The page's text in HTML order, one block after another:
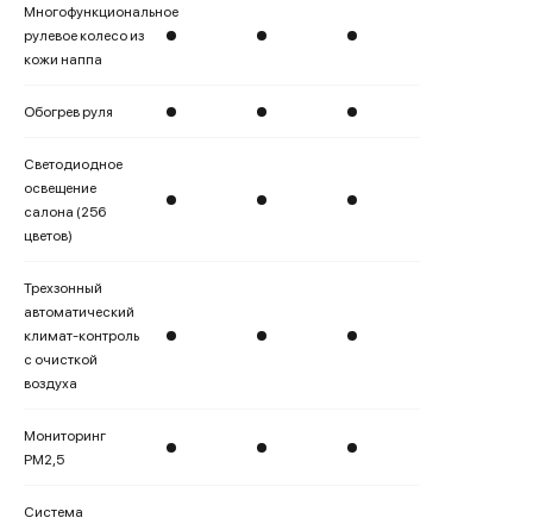
Многофункциональное
рулевое колесо из
кожи наппа
Обогрев руля
Светодиодное
освещение
салона (256
цветов)
Трехзонный
автоматический
климат-контроль
с очисткой
воздуха
Мониторинг
PM2,5
Система